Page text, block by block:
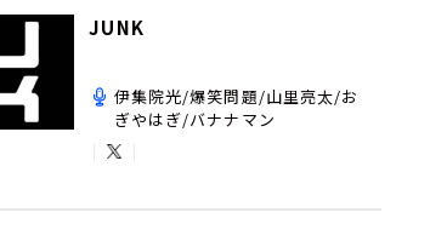
JUNK
伊集院光/爆笑問題/山里亮太/お
ぎやはぎ/バナナマン